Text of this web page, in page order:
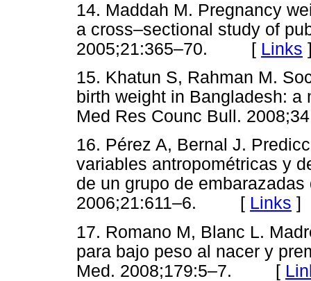
14. Maddah M. Pregnancy
a cross–sectional study of
2005;21:365–70. [ Links
15. Khatun S, Rahman M.
birth weight in Bangladesh:
Med Res Counc Bull.
16. Pérez A, Bernal J.
variables antropométricas y
de un grupo de
2006;21:611–6. [ Links ]
17. Romano M, Blanc L.
para bajo peso al nacer y
Med. 2008;179:5–7. [